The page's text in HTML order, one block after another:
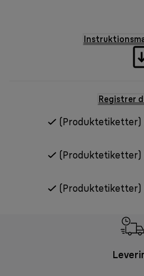
Registrer
(Produktetiketter)
(Produktetiketter)
(Produktetiketter)